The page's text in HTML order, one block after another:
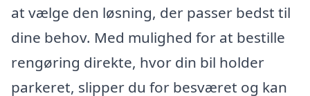
at vælge den løsning, der passer bedst til
dine behov. Med mulighed for at bestille
rengøring direkte, hvor din bil holder
parkeret, slipper du for besværet og kan